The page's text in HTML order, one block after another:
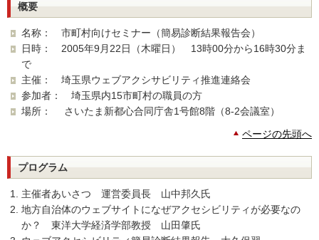
概要
名称： 市町村向けセミナー（簡易診断結果報告会）
日時： 2005年9月22日（木曜日） 13時00分から16時30分ま
で
主催： 埼玉県ウェブアクシサビリティ推進連絡会
参加者： 埼玉県内15市町村の職員の方
場所： さいたま新都心合同庁舎1号館8階（8-2会議室）
ページの先頭へ
プログラム
主催者あいさつ 運営委員長 山中邦久氏
地方自治体のウェブサイトになぜアクセシビリティが必要なの
か？ 東洋大学経済学部教授 山田肇氏